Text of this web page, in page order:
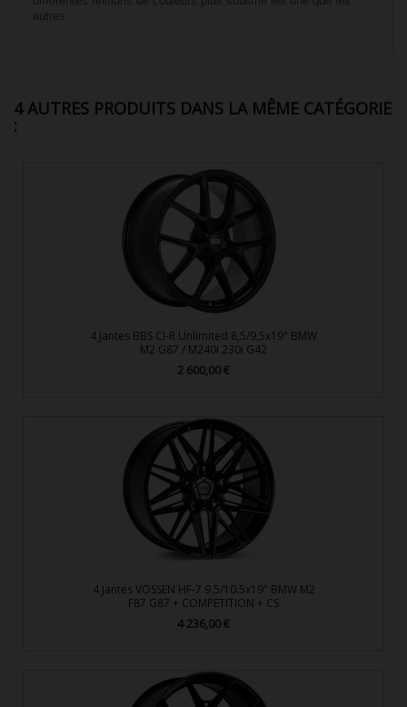
4 AUTRES PRODUITS DANS LA MÊME CATÉGORIE
:
4 Jantes BBS CI-R Unlimited 8,5/9,5x19" BMW
M2 G87 / M240i 230i G42
Prix
2 600,00 €
4 Jantes VOSSEN HF-7 9.5/10.5x19" BMW M2
F87 G87 + COMPETITION + CS
Prix
4 236,00 €